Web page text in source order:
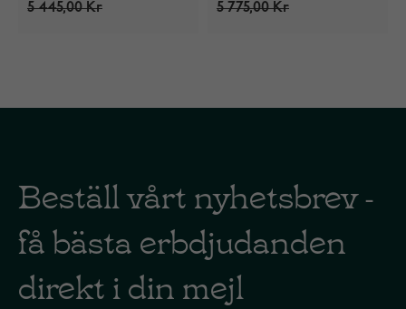
5 445,00 Kr 5 775,00 Kr
Beställ vårt nyhetsbrev -
få bästa erbdjudanden
direkt i din mejl